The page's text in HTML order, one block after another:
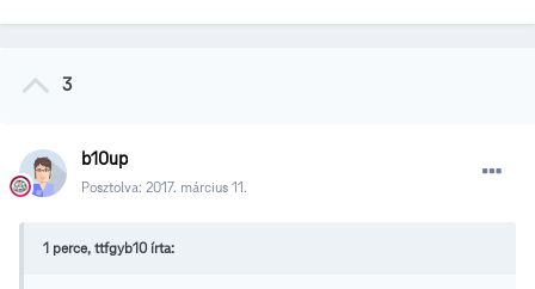
3
b10up
Posztolva: 2017. március 11.
1 perce, ttfgyb10 írta: